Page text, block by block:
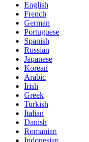
English
French
German
Portuguese
Spanish
Russian
Japanese
Korean
Arabic
Irish
Greek
Turkish
Italian
Danish
Romanian